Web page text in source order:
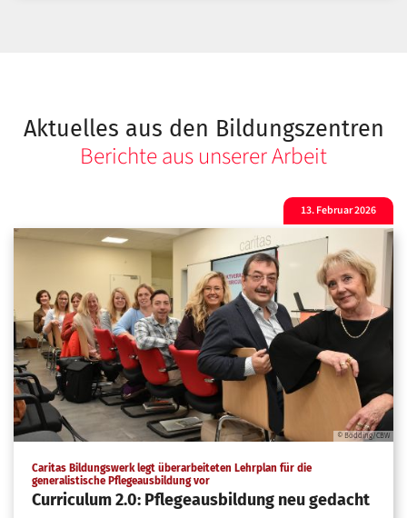
Aktuelles aus den Bildungszentren
Berichte aus unserer Arbeit
© Bödding/CBW
Caritas Bildungswerk legt überarbeiteten Lehrplan für die
generalistische Pflegeausbildung vor:
Curriculum 2.0: Pflegeausbildung neu gedacht
13. Februar 2026